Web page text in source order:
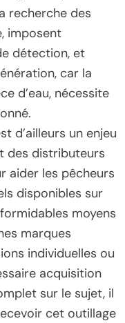
recherche des
imposent
détection, et
car la
d’eau, nécessite
d’ailleurs un enjeu
des distributeurs
aider les pêcheurs
disponibles sur
moyens
marques
individuelles ou
acquisition
sur le sujet, il
cet outillage